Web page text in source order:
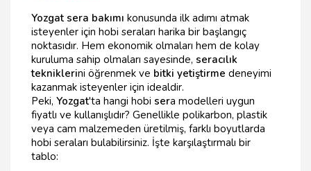
Yozgat sera bakımı konusunda ilk adımı atmak
isteyenler için hobi seraları harika bir başlangıç
noktasıdır. Hem ekonomik olmaları hem de kolay
kuruluma sahip olmaları sayesinde, seracılık
tekniklerini öğrenmek ve bitki yetiştirme deneyimi
kazanmak isteyenler için idealdir.
Peki, Yozgat'ta hangi hobi sera modelleri uygun
fiyatlı ve kullanışlıdır? Genellikle polikarbon, plastik
veya cam malzemeden üretilmiş, farklı boyutlarda
hobi seraları bulabilirsiniz. İşte karşılaştırmalı bir
tablo: